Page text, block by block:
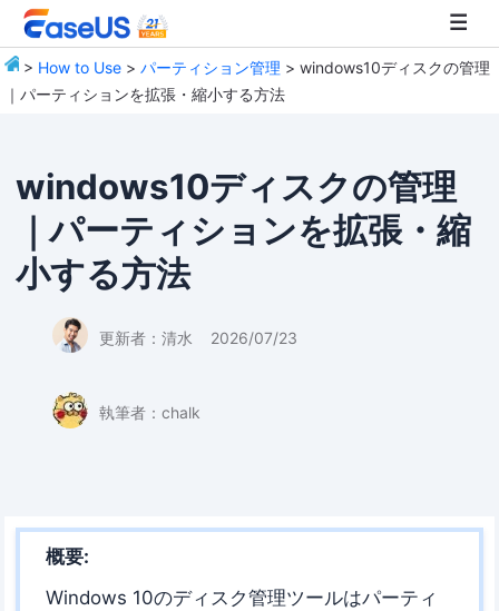
> How to Use >パーティション管理 > windows10ディスクの管理
｜パーティションを拡張・縮小する方法
windows10ディスクの管理
｜パーティションを拡張・縮
小する方法
更新者： 清水 2026/07/23
執筆者： chalk
概要:
Windows 10のディスク管理ツールはパーティ